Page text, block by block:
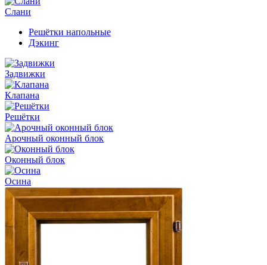
Слани
Решётки напольные
Дэкинг
Задвижки
Клапана
Решётки
Арочный оконный блок
Оконный блок
Осина